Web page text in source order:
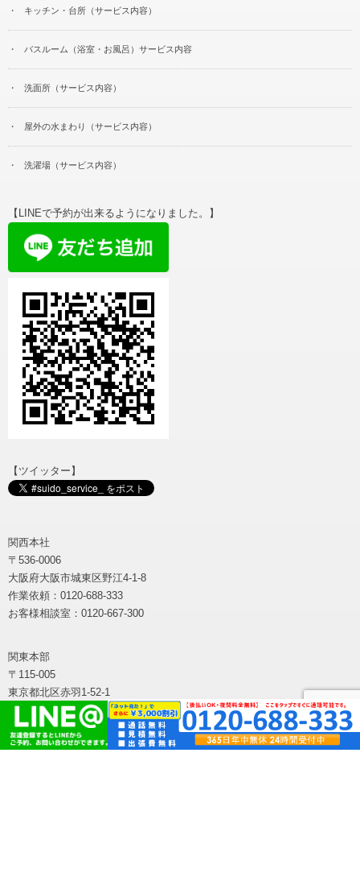
キッチン・台所（サービス内容）
バスルーム（浴室・お風呂）サービス内容
洗面所（サービス内容）
屋外の水まわり（サービス内容）
洗濯場（サービス内容）
【LINEで予約が出来るようになりました。】
【ツイッター】
関西本社
〒536-0006
大阪府大阪市城東区野江4-1-8
作業依頼：0120-688-333
お客様相談室：0120-667-300
関東本部
〒115-005
東京都北区赤羽1-52-1
中部本部